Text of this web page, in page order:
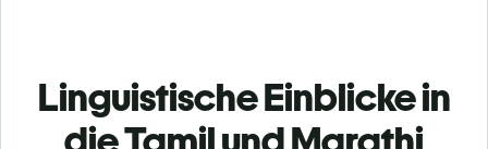
Linguistische Einblicke in